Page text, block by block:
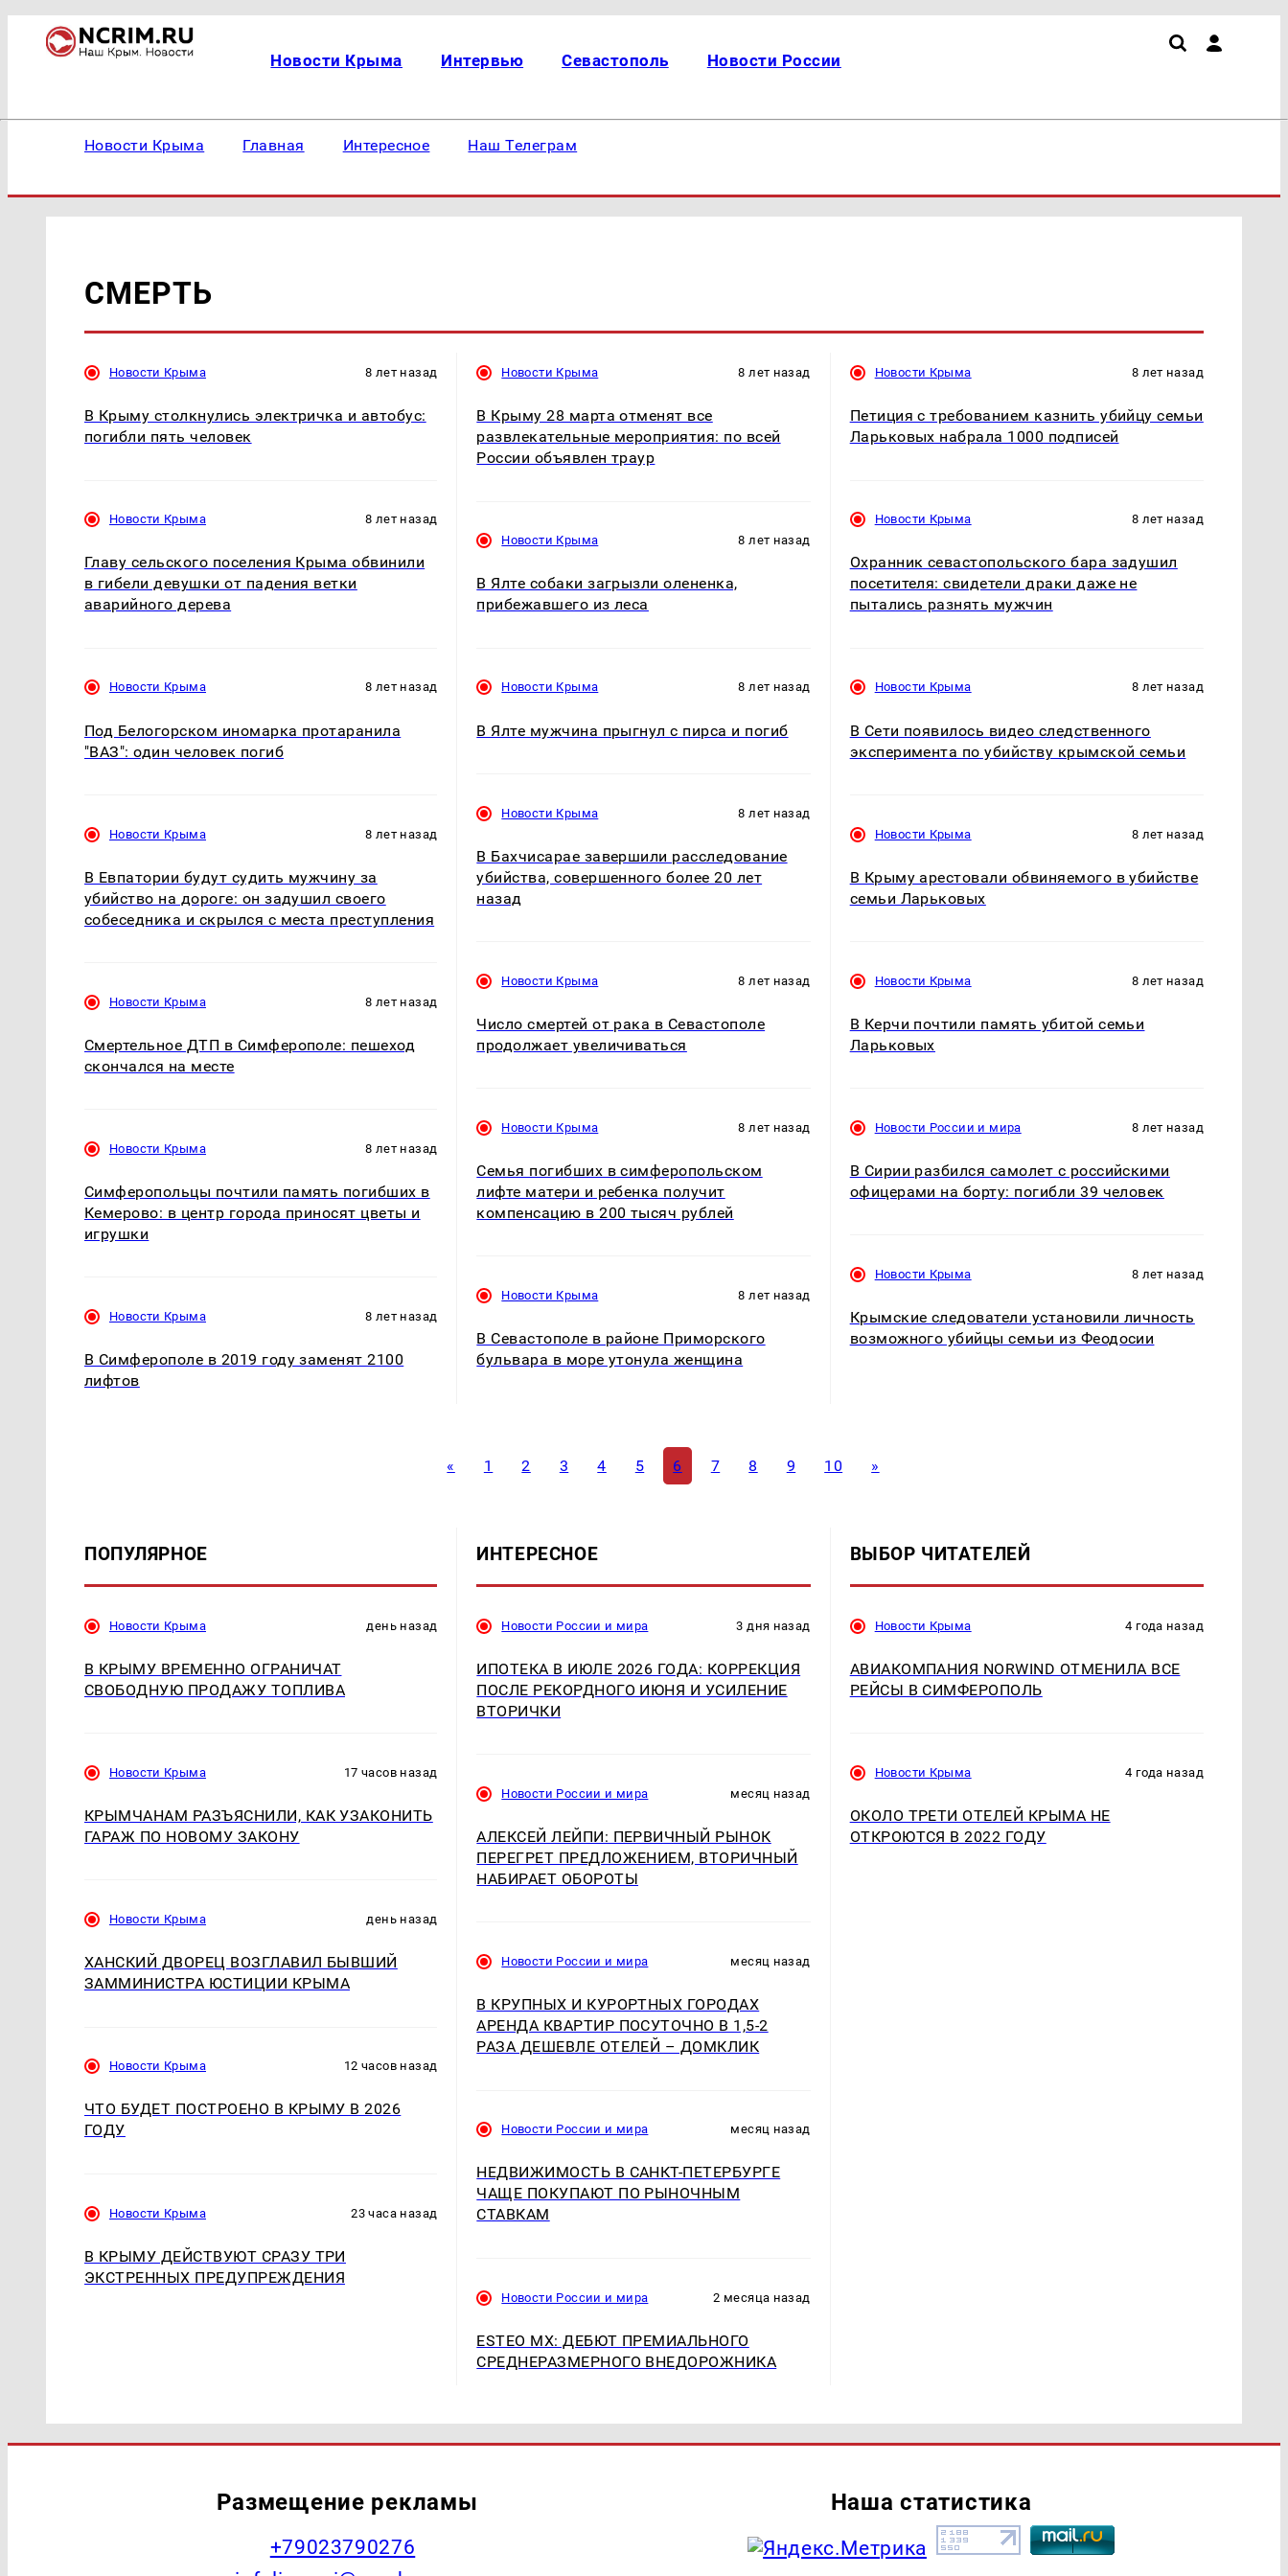
Новости Крыма Интервью Севастополь Новости России
Новости Крыма Главная Интересное Наш Телеграм
СМЕРТЬ
Новости Крыма 8 лет назад
В Крыму столкнулись электричка и автобус:
погибли пять человек
Новости Крыма 8 лет назад
Главу сельского поселения Крыма обвинили
в гибели девушки от падения ветки
аварийного дерева
Новости Крыма 8 лет назад
Под Белогорском иномарка протаранила
"ВАЗ": один человек погиб
Новости Крыма 8 лет назад
В Евпатории будут судить мужчину за
убийство на дороге: он задушил своего
собеседника и скрылся с места преступления
Новости Крыма 8 лет назад
Смертельное ДТП в Симферополе: пешеход
скончался на месте
Новости Крыма 8 лет назад
Симферопольцы почтили память погибших в
Кемерово: в центр города приносят цветы и
игрушки
Новости Крыма 8 лет назад
В Симферополе в 2019 году заменят 2100
лифтов
Новости Крыма 8 лет назад
В Крыму 28 марта отменят все
развлекательные мероприятия: по всей
России объявлен траур
Новости Крыма 8 лет назад
В Ялте собаки загрызли олененка,
прибежавшего из леса
Новости Крыма 8 лет назад
В Ялте мужчина прыгнул с пирса и погиб
Новости Крыма 8 лет назад
В Бахчисарае завершили расследование
убийства, совершенного более 20 лет
назад
Новости Крыма 8 лет назад
Число смертей от рака в Севастополе
продолжает увеличиваться
Новости Крыма 8 лет назад
Семья погибших в симферопольском
лифте матери и ребенка получит
компенсацию в 200 тысяч рублей
Новости Крыма 8 лет назад
В Севастополе в районе Приморского
бульвара в море утонула женщина
Новости Крыма 8 лет назад
Петиция с требованием казнить убийцу семьи
Ларьковых набрала 1000 подписей
Новости Крыма 8 лет назад
Охранник севастопольского бара задушил
посетителя: свидетели драки даже не
пытались разнять мужчин
Новости Крыма 8 лет назад
В Сети появилось видео следственного
эксперимента по убийству крымской семьи
Новости Крыма 8 лет назад
В Крыму арестовали обвиняемого в убийстве
семьи Ларьковых
Новости Крыма 8 лет назад
В Керчи почтили память убитой семьи
Ларьковых
Новости России и мира 8 лет назад
В Сирии разбился самолет с российскими
офицерами на борту: погибли 39 человек
Новости Крыма 8 лет назад
Крымские следователи установили личность
возможного убийцы семьи из Феодосии
« 1 2 3 4 5 6 7 8 9 10 »
ПОПУЛЯРНОЕ
Новости Крыма день назад
В КРЫМУ ВРЕМЕННО ОГРАНИЧАТ
СВОБОДНУЮ ПРОДАЖУ ТОПЛИВА
Новости Крыма 17 часов назад
КРЫМЧАНАМ РАЗЪЯСНИЛИ, КАК УЗАКОНИТЬ
ГАРАЖ ПО НОВОМУ ЗАКОНУ
Новости Крыма день назад
ХАНСКИЙ ДВОРЕЦ ВОЗГЛАВИЛ БЫВШИЙ
ЗАММИНИСТРА ЮСТИЦИИ КРЫМА
Новости Крыма 12 часов назад
ЧТО БУДЕТ ПОСТРОЕНО В КРЫМУ В 2026
ГОДУ
Новости Крыма 23 часа назад
В КРЫМУ ДЕЙСТВУЮТ СРАЗУ ТРИ
ЭКСТРЕННЫХ ПРЕДУПРЕЖДЕНИЯ
ИНТЕРЕСНОЕ
Новости России и мира 3 дня назад
ИПОТЕКА В ИЮЛЕ 2026 ГОДА: КОРРЕКЦИЯ
ПОСЛЕ РЕКОРДНОГО ИЮНЯ И УСИЛЕНИЕ
ВТОРИЧКИ
Новости России и мира месяц назад
АЛЕКСЕЙ ЛЕЙПИ: ПЕРВИЧНЫЙ РЫНОК
ПЕРЕГРЕТ ПРЕДЛОЖЕНИЕМ, ВТОРИЧНЫЙ
НАБИРАЕТ ОБОРОТЫ
Новости России и мира месяц назад
В КРУПНЫХ И КУРОРТНЫХ ГОРОДАХ
АРЕНДА КВАРТИР ПОСУТОЧНО В 1,5-2
РАЗА ДЕШЕВЛЕ ОТЕЛЕЙ – ДОМКЛИК
Новости России и мира месяц назад
НЕДВИЖИМОСТЬ В САНКТ-ПЕТЕРБУРГЕ
ЧАЩЕ ПОКУПАЮТ ПО РЫНОЧНЫМ
СТАВКАМ
Новости России и мира 2 месяца назад
ESTEO MX: ДЕБЮТ ПРЕМИАЛЬНОГО
СРЕДНЕРАЗМЕРНОГО ВНЕДОРОЖНИКА
ВЫБОР ЧИТАТЕЛЕЙ
Новости Крыма 4 года назад
АВИАКОМПАНИЯ NORWIND ОТМЕНИЛА ВСЕ
РЕЙСЫ В СИМФЕРОПОЛЬ
Новости Крыма 4 года назад
ОКОЛО ТРЕТИ ОТЕЛЕЙ КРЫМА НЕ
ОТКРОЮТСЯ В 2022 ГОДУ
Размещение рекламы
+79023790276
Наша статистика